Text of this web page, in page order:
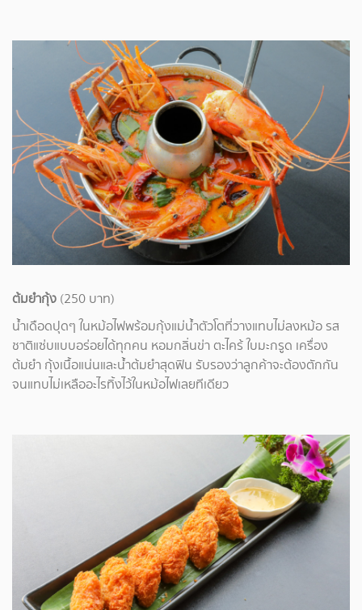
ต้มยำกุ้ง (250 บาท)
น้ำเดือดปุดๆ ในหม้อไฟพร้อมกุ้งแม่น้ำตัวโตที่วางแทบไม่ลงหม้อ รส
ชาติแซ่บแบบอร่อยได้ทุกคน หอมกลิ่นข่า ตะไคร้ ใบมะกรูด เครื่อง
ต้มยำ กุ้งเนื้อแน่นและน้ำต้มยำสุดฟิน รับรองว่าลูกค้าจะต้องตักกัน
จนแทบไม่เหลืออะไรทิ้งไว้ในหม้อไฟเลยทีเดียว